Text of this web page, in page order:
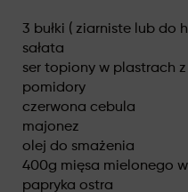
3 bułki ( ziarniste lub do
sałata
ser topiony w plastrach z
pomidory
czerwona cebula
majonez
olej do smażenia
400g mięsa mielonego
papryka ostra